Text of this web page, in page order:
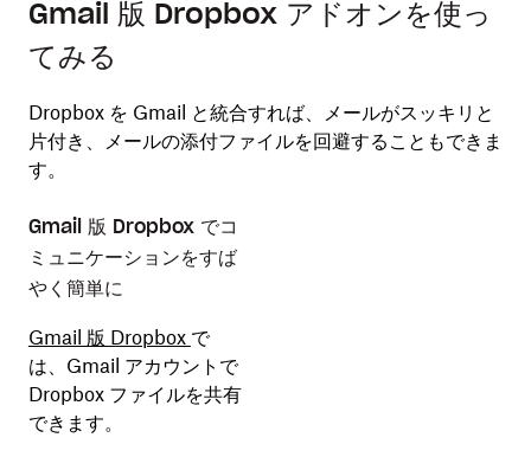
Gmail 版 Dropbox アドオンを使っ
てみる
Dropbox を Gmail と統合すれば、メールがスッキリと
片付き、メールの添付ファイルを回避することもできま
す。
Gmail 版 Dropbox でコ
ミュニケーションをすば
やく簡単に
Gmail 版 Dropbox で
は、Gmail アカウントで
Dropbox ファイルを共有
できます。